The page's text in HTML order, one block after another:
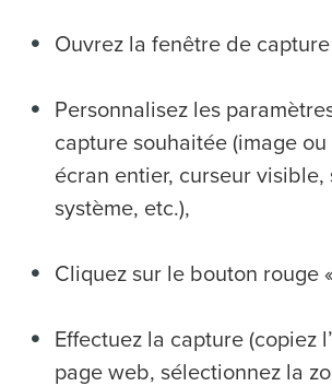
Ouvrez la fenêtre de
Personnalisez les
capture souhaitée (image
écran entier, curseur visible,
système, etc.),
Cliquez sur le bouton rouge
Effectuez la capture (copiez
page web, sélectionnez la